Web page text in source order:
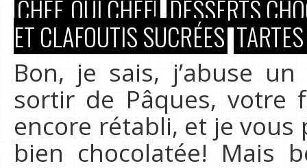
CHEF, OUI CHEF! DESSERTS
ET CLAFOUTIS SUCRÉES
Bon, je sais, j’abuse
sortir de Pâques, votre
encore rétabli, et je
bien chocolatée! Mais